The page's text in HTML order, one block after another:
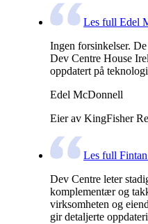
Les full Edel
Ingen forsinkelser.
Dev Centre House
oppdatert på
Edel McDonnell
Eier av KingFisher
Les full
Dev Centre leter
komplementær og
virksomheten og
gir detaljerte